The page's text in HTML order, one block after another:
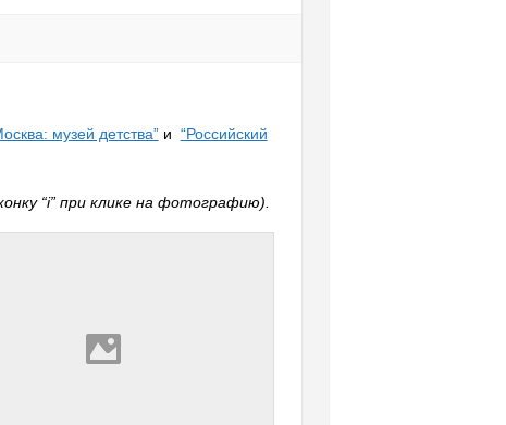
музей детства”и “Российский
“i” при клике на фотографию).